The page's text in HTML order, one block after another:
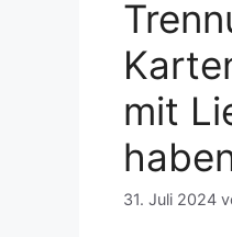
mit
31. Juli 2024